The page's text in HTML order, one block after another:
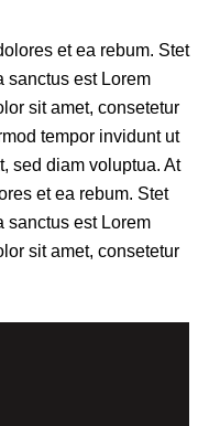
et ea rebum. Stet
sanctus est Lorem
sit amet, consetetur
tempor invidunt ut
sed diam voluptua. At
et ea rebum. Stet
sanctus est Lorem
sit amet, consetetur